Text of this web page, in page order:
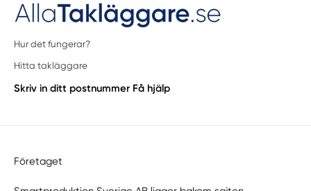
Hur det fungerar?
Hitta takläggare
Skriv in ditt postnummer Få hjälp
Företaget